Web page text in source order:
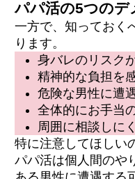
パパ活の5つのデ
一方で、知っておく
ります。
身バレのリスク
精神的な負担を
危険な男性に遭
全体的にお手当
周囲に相談しに
特に注意してほしい
パパ活は個人間のや